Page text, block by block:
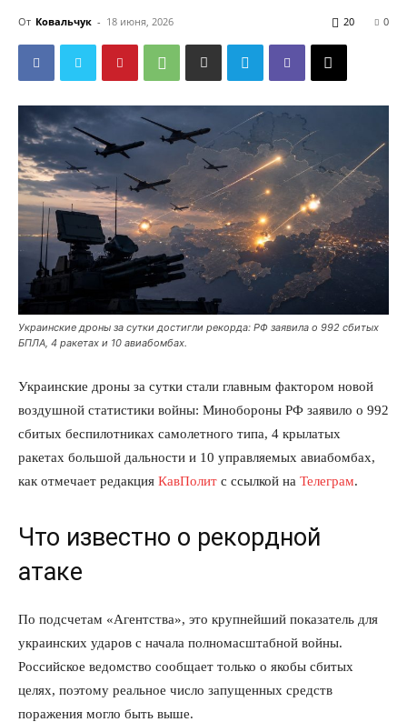
От Ковальчук - 18 июня, 2026 0
20
Украинские дроны за сутки достигли рекорда: РФ заявила о 992 сбитых
БПЛА, 4 ракетах и 10 авиабомбах.
Украинские дроны за сутки стали главным фактором новой
воздушной статистики войны: Минобороны РФ заявило о 992
сбитых беспилотниках самолетного типа, 4 крылатых
ракетах большой дальности и 10 управляемых авиабомбах,
как отмечает редакция КавПолит с ссылкой на Телеграм.
Что известно о рекордной
атаке
По подсчетам «Агентства», это крупнейший показатель для
украинских ударов с начала полномасштабной войны.
Российское ведомство сообщает только о якобы сбитых
целях, поэтому реальное число запущенных средств
поражения могло быть выше.